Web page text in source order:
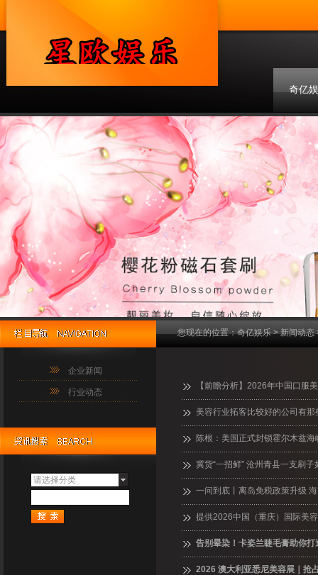
奇亿
联系
企业新闻
行业动态
请选择分类
【前瞻分析】2026年中国口服
美容行业拓客比较好的公司有那
陈根：美国正式封锁霍尔木兹
冀货“一招鲜” 沧州青县一支刷子
一问到底丨离岛免税政策升级
提供2026中国（重庆）国际美
告别晕染！卡姿兰睫毛膏助你打
2026 澳大利亚悉尼美容展｜抢
您现在的位置：奇亿娱乐>新闻动态